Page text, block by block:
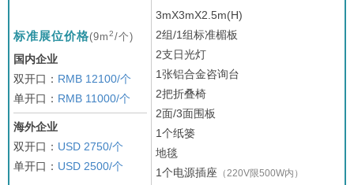
标准展位价格(9m2/个)
国内企业
双开口： RMB 12100/个
单开口： RMB 11000/个
海外企业
双开口： USD 2750/个
单开口： USD 2500/个
3mX3mX2.5m(H)
2组/1组标准楣板
2支日光灯
1张铝合金咨询台
2把折叠椅
2面/3面围板
1个纸篓
地毯
1个电源插座 （220V限500W内）